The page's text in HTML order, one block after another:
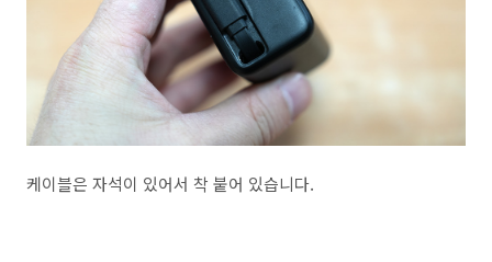
케이블은 자석이 있어서 착 붙어 있습니다.